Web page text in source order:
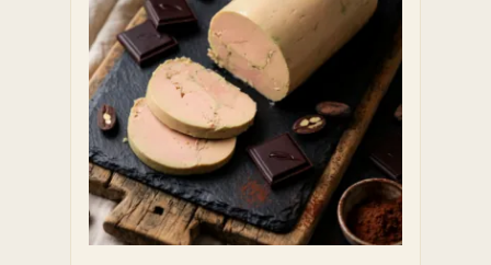
choisies
sur
page
du
produit